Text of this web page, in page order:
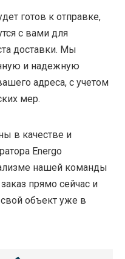
готов к отправке,
с вами для
доставки. Мы
и надежную
адреса, с учетом
мер.
в качестве и
Energo
нашей команды
прямо сейчас и
объект уже в